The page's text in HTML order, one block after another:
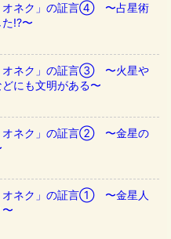
オネク」の証言④ 〜占星術
!?〜
オネク」の証言③ 〜火星や
にも文明がある〜
オネク」の証言② 〜金星の
オネク」の証言① 〜金星人